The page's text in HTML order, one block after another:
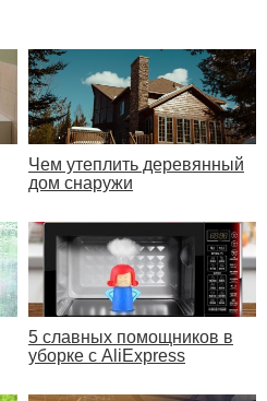
Чем утеплить деревянный
дом снаружи
5 славных помощников в
уборке с AliExpress